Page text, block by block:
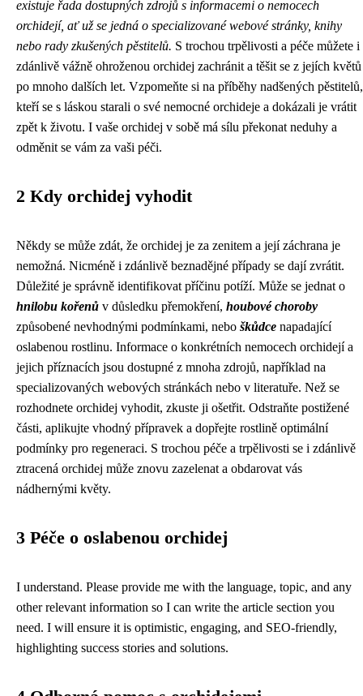
existuje řada dostupných zdrojů s informacemi o nemocech
orchidejí, ať už se jedná o specializované webové stránky, knihy
nebo rady zkušených pěstitelů. S trochou trpělivosti a péče můžete i
zdánlivě vážně ohroženou orchidej zachránit a těšit se z jejích květů
po mnoho dalších let. Vzpomeňte si na příběhy nadšených pěstitelů,
kteří se s láskou starali o své nemocné orchideje a dokázali je vrátit
zpět k životu. I vaše orchidej v sobě má sílu překonat neduhy a
odměnit se vám za vaši péči.
2 Kdy orchidej vyhodit
Někdy se může zdát, že orchidej je za zenitem a její záchrana je
nemožná. Nicméně i zdánlivě beznadějné případy se dají zvrátit.
Důležité je správně identifikovat příčinu potíží. Může se jednat o
hnilobu kořenů v důsledku přemokření, houbové choroby
způsobené nevhodnými podmínkami, nebo škůdce napadající
oslabenou rostlinu. Informace o konkrétních nemocech orchidejí a
jejich příznacích jsou dostupné z mnoha zdrojů, například na
specializovaných webových stránkách nebo v literatuře. Než se
rozhodnete orchidej vyhodit, zkuste ji ošetřit. Odstraňte postižené
části, aplikujte vhodný přípravek a dopřejte rostlině optimální
podmínky pro regeneraci. S trochou péče a trpělivosti se i zdánlivě
ztracená orchidej může znovu zazelenat a obdarovat vás
nádhernými květy.
3 Péče o oslabenou orchidej
I understand. Please provide me with the language, topic, and any
other relevant information so I can write the article section you
need. I will ensure it is optimistic, engaging, and SEO-friendly,
highlighting success stories and solutions.